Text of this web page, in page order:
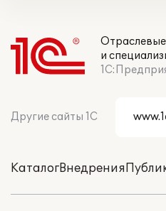
Отраслевые
и
Другие сайты 1С
КаталогВнедрения